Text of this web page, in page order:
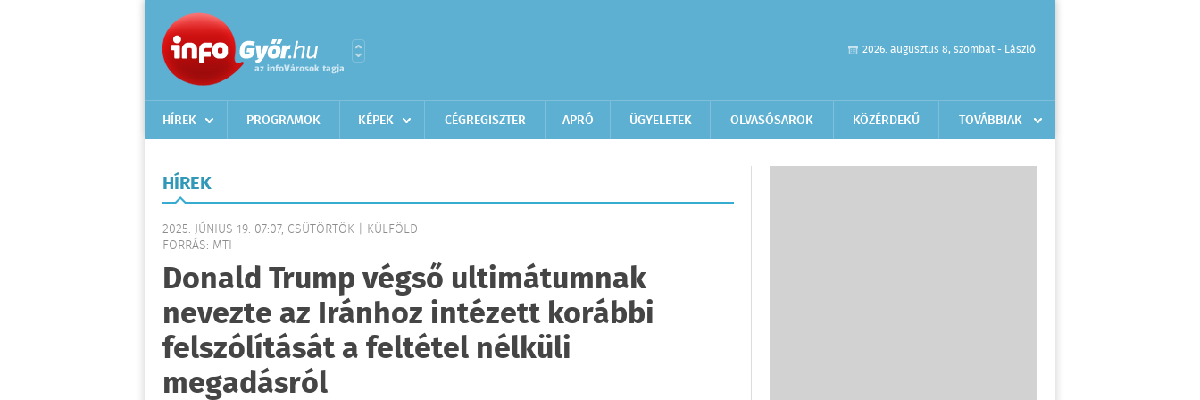
2026. augusztus 8, szombat - László
HÍREK PROGRAMOK KÉPEK CÉGREGISZTER APRÓ ÜGYELETEK OLVASÓSAROK KÖZÉRDEKŰ TOVÁBBIAK
HÍREK
2025. JÚNIUS 19. 07:07, CSÜTÖRTÖK | KÜLFÖLD
FORRÁS: MTI
Donald Trump végső ultimátumnak
nevezte az Iránhoz intézett korábbi
felszólítását a feltétel nélküli
megadásról